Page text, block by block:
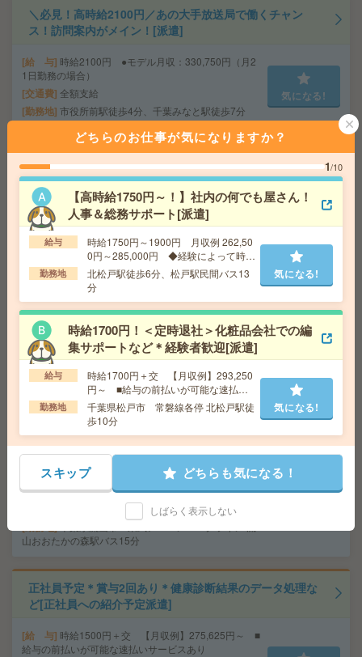
＼必見！高時給2100円／あの大手放送局で働くチャン
ス！訪問案内がメイン！[派遣]
給 与 時給2100円 ●モデル月収：330,750円（月2
1日勤務の場合）
交通費 全額支給
勤務地 市役所前駅徒歩4分、千葉みなと駅徒歩7分
気になる!
9月！区役所！下北沢！データ入力多め！カンタン事務の
お仕事[派遣]
給 与 時給1650円 月収例 255,750円
交通費 全額支給
勤務地 下北沢駅徒歩4分 ※小田原線 東北沢駅 徒歩
2名募集！在宅あり＊基本定時で帰れる＊時給2100円＊設
計サポート＊電話なし[派遣]
給 与
時給2100円～2500円＋交 【月収例】362,2
50円～ ■給与の前払いが可能な速払いサービスあり
交通費 交通費支給あり
勤務地 東京都千代田区 中央線 御茶ノ水駅徒歩6分
気になる!
時給1600円＊事務のお仕事＊同業務の方も在籍[派遣]
給 与 時給1600円＋交 【月収例】243,200円～ ■
給与の前払いが可能な速払いサービスあり
交通費支給あり
山おおたかの森駅バス15分
正社員予定＊賞与2回あり＊健康診断結果のデータ処理な
ど[正社員への紹介予定派遣]
給 与 時給1500円＋交 【月収例】275,625円～ ■
給与の前払いが可能な速払いサービスあり
どちらのお仕事が気になりますか？
1/10
【高時給1750円～！】社内の何でも屋さん！
人事＆総務サポート[派遣]
給与
時給1750円～1900円 月収例 262,50
0円～285,000円 ◆経験によって時給
UPあり↑
勤務地
北松戸駅徒歩6分、松戸駅民間バス13
分
気になる!
時給1700円！＜定時退社＞化粧品会社での編
集サポートなど＊経験者歓迎[派遣]
給与
時給1700円＋交 【月収例】293,250
円～ ■給与の前払いが可能な速払い
サービスあり
勤務地
千葉県松戸市 常磐線各停 北松戸駅徒
歩10分
気になる!
スキップ どちらも気になる！
しばらく表示しない